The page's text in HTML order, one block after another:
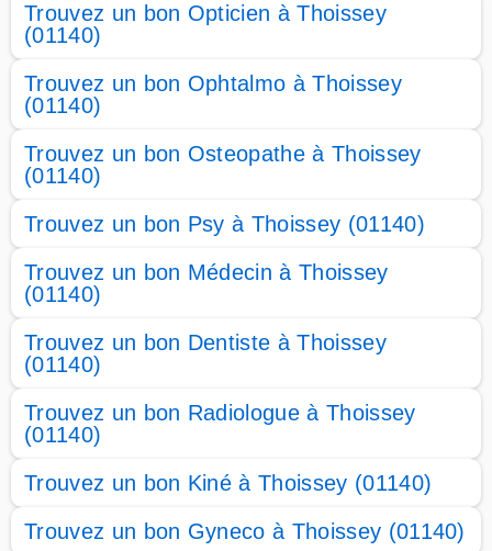
Trouvez un bon Opticien à Thoissey
(01140)
Trouvez un bon Ophtalmo à Thoissey
(01140)
Trouvez un bon Osteopathe à Thoissey
(01140)
Trouvez un bon Psy à Thoissey (01140)
Trouvez un bon Médecin à Thoissey
(01140)
Trouvez un bon Dentiste à Thoissey
(01140)
Trouvez un bon Radiologue à Thoissey
(01140)
Trouvez un bon Kiné à Thoissey (01140)
Trouvez un bon Gyneco à Thoissey (01140)